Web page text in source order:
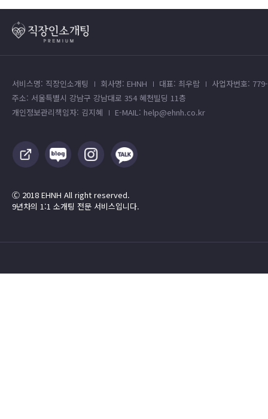
서비스명: 직장인소개팅 회사명: EHNH 대표: 최우람
사업자번호:
주소: 서울특별시 강남구 강남대로 354 혜천빌딩 11층
개인정보관리책임자: 김지혜
E-MAIL: help@ehnh.co.kr
Ⓒ 2018 EHNH All right reserved.
9년차의 1:1 소개팅 전문 서비스입니다.